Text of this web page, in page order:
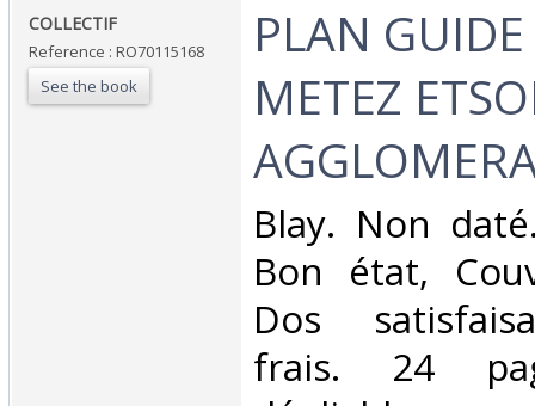
‎COLLECTIF‎
Reference : RO70115168
See the book
‎PLAN
METEZ
‎Blay. Non
Bon état,
Dos
frais. 24